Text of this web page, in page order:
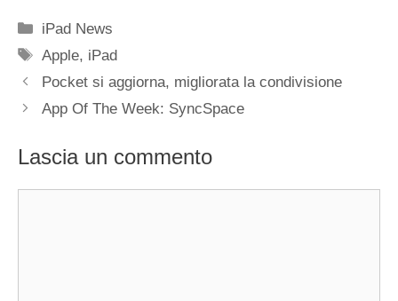
Categorie
iPad News
Tag
Apple, iPad
Pocket si aggiorna, migliorata la condivisione
App Of The Week: SyncSpace
Lascia un commento